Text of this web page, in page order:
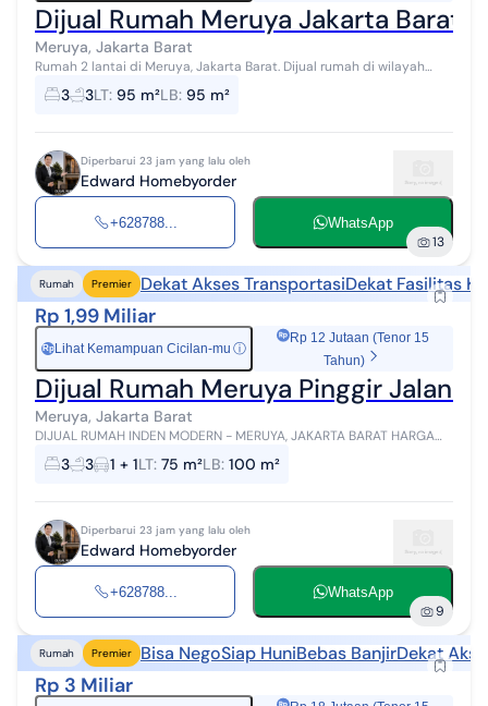
Dijual Rumah Meruya Jakarta Barat
Meruya, Jakarta Barat
Rumah 2 lantai di Meruya, Jakarta Barat. Dijual rumah di wilayah
yang asri. Properti 2 lantai ini berada di lingkungan strategis.
Kategorinya ada...
3 3LT: 95 m²LB: 95 m²
Diperbarui 23 jam yang lalu oleh
Edward Homebyorder
+628788... WhatsApp
13
Rumah Premier Dekat Akses TransportasiDekat Fasilitas
Rp 1,99 Miliar
Rp Lihat Kemampuan Cicilan-mu ⓘ
Rp 12 Jutaan (Tenor 15
Tahun)
Dijual Rumah Meruya Pinggir Jalan
Meruya, Jakarta Barat
DIJUAL RUMAH INDEN MODERN - MERUYA, JAKARTA BARAT HARGA
1.995.000.000,- Miliki rumah impian dengan desain eksklusif yang
bisa disesuaikan dengan ...
3 3 1 + 1LT: 75 m²LB: 100 m²
Diperbarui 23 jam yang lalu oleh
Edward Homebyorder
+628788... WhatsApp
9
Rumah Premier Bisa NegoSiap HuniBebas BanjirDekat
Rp 3 Miliar